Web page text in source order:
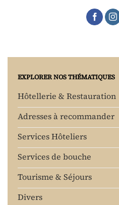
EXPLORER NOS THÉMATIQUES
Hôtellerie & Restauration
Adresses à recommander
Services Hôteliers
Services de bouche
Tourisme & Séjours
Divers